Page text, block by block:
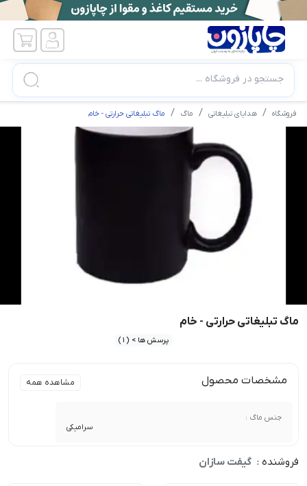
جستجو در فروشگاه ...
فروشگاه هدایای تبلیغاتی ماگ ماگ تبلیغاتی حرارتی - خام
ماگ تبلیغاتی حرارتی - خام
پرسش ها > (1)
مشخصات محصول مشاهده همه
جنس ماگ :
سرامیکی
فروشنده : گیفت سازان